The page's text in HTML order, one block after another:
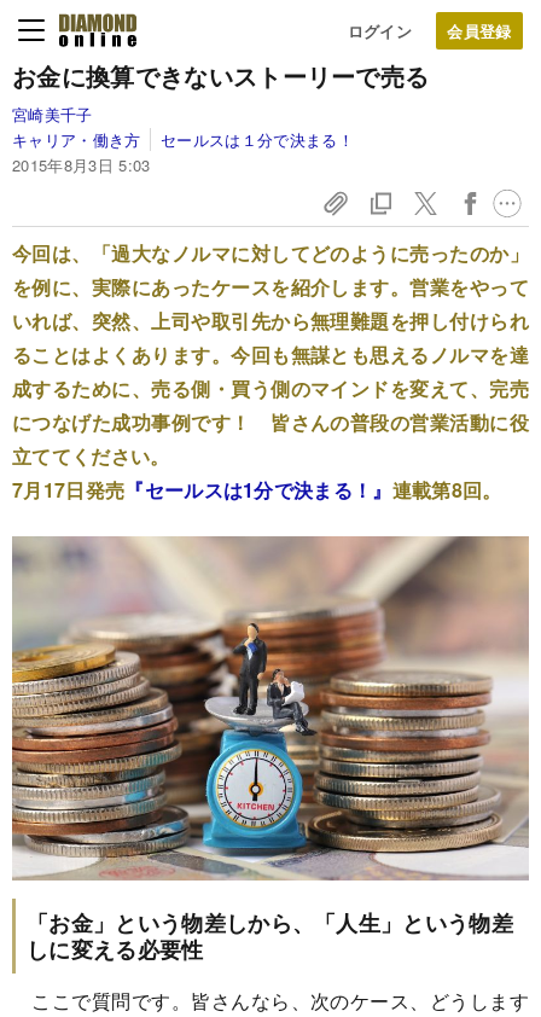
ログイン
お金に換算できないストーリーで売る
宮崎美千子
キャリア・働き方
セールスは１分で決まる！
2015年8月3日 5:03
今回は、「過大なノルマに対してどのように売ったのか」
を例に、実際にあったケースを紹介します。営業をやって
いれば、突然、上司や取引先から無理難題を押し付けられ
ることはよくあります。今回も無謀とも思えるノルマを達
成するために、売る側・買う側のマインドを変えて、完売
につなげた成功事例です！ 皆さんの普段の営業活動に役
立ててください。
7月17日発売 『セールスは1分で決まる！』 連載第8回。
「お金」という物差しから、「人生」という物差
しに変える必要性
ここで質問です。皆さんなら、次のケース、どうします